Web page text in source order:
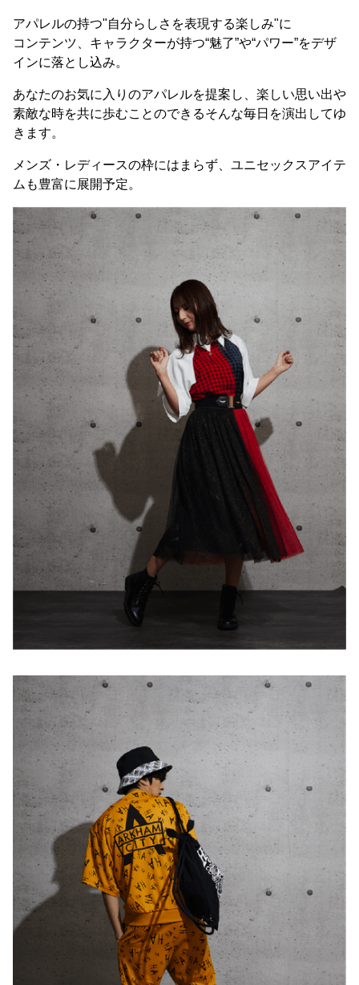
アパレルの持つ"自分らしさを表現する楽しみ"に
コンテンツ、キャラクターが持つ“魅了”や“パワー”をデザ
インに落とし込み。
あなたのお気に入りのアパレルを提案し、楽しい思い出や
素敵な時を共に歩むことのできるそんな毎日を演出してゆ
きます。
メンズ・レディースの枠にはまらず、ユニセックスアイテ
ムも豊富に展開予定。